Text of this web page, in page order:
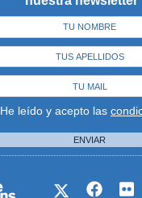
He leído y acepto las
ENVIAR